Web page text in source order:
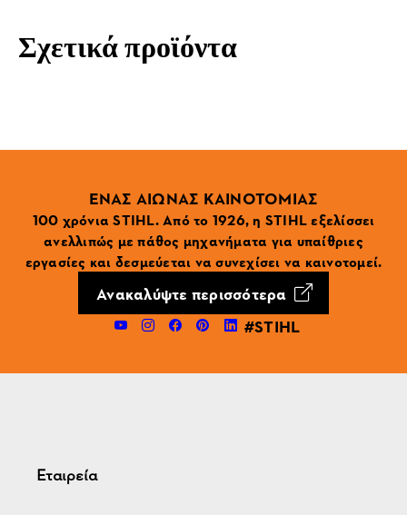
Σχετικά προϊόντα
ΕΝΑΣ ΑΙΩΝΑΣ ΚΑΙΝΟΤΟΜΙΑΣ
100 χρόνια STIHL. Από το 1926, η STIHL εξελίσσει
ανελλιπώς με πάθος μηχανήματα για υπαίθριες
εργασίες και δεσμεύεται να συνεχίσει να καινοτομεί.
Ανακαλύψτε περισσότερα
#STIHL
Εταιρεία